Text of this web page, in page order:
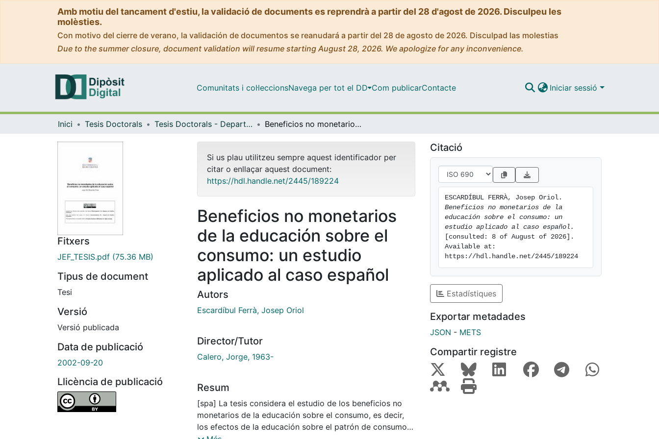
Amb motiu del tancament d'estiu, la validació de documents es reprendrà a partir del 28 d'agost de 2026. Disculpeu les
molèsties.
Con motivo del cierre de verano, la validación de documentos se reanudará a partir del 28 de agosto de 2026. Disculpad las molestias
Due to the summer closure, document validation will resume starting August 28, 2026. We apologize for any inconvenience.
Comunitats i col·leccionsNavega per tot el DD Com publicarContacte Iniciar sessió
Inici Tesis Doctorals Tesis Doctorals - Departament - Economia Política, Hisenda Pública i Dret Financer i Tributari Beneficios no monetarios de la educación sobre el consumo: un estudio aplicado al caso español
Fitxers
JEF_TESIS.pdf (75.36 MB)
Tipus de document
Tesi
Versió
Versió publicada
Data de publicació
2002-09-20
Llicència de publicació
Si us plau utilitzeu sempre aquest identificador per
citar o enllaçar aquest document:
https://hdl.handle.net/2445/189224
Beneficios no monetarios
de la educación sobre el
consumo: un estudio
aplicado al caso español
Autors
Escardíbul Ferrà, Josep Oriol
Director/Tutor
Calero, Jorge, 1963-
Resum
[spa] La tesis considera el estudio de los beneficios no
monetarios de la educación sobre el consumo, es decir,
los efectos de la educación sobre el patrón de consumo
Citació
Beneficios no monetarios de la
educación sobre el consumo: un
estudio aplicado al caso español.
[consulted: 8 of August of 2026].
Available at:
https://hdl.handle.net/2445/189224
Estadístiques
Exportar metadades
JSON - METS
Compartir registre